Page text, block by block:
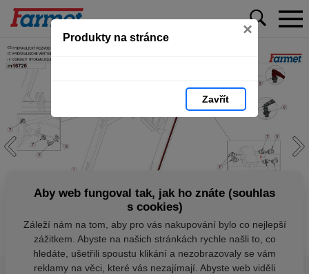
Produkty na stránce ×
Zavřít
Aby web fungoval tak, jak ho znáte (souhlas
s cookies)
Záleží nám na tom, aby pro vás nakupování bylo co nejlepší
zážitkem. Abyste na našich stránkách rychle našli to, co
hledáte, ušetřili spoustu klikání a nezobrazovaly se vám
reklamy na věci, které vás nezajímají. Abyste web viděli